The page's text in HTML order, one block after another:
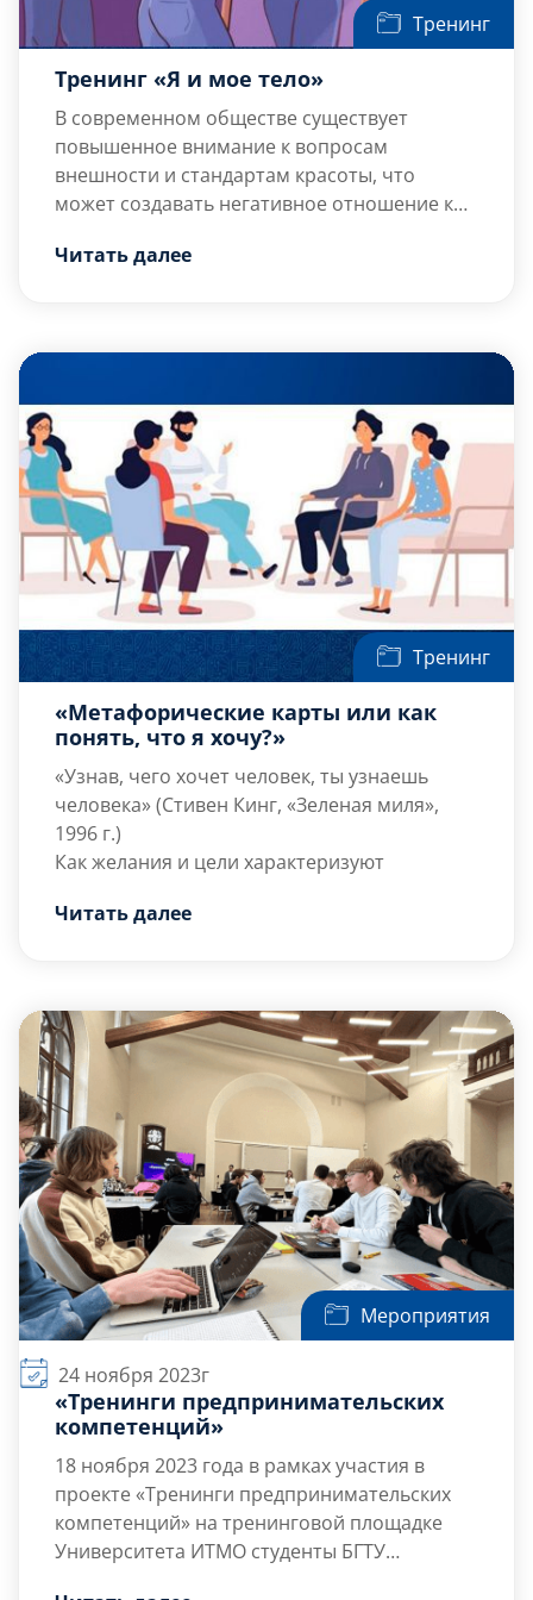
Тренинг
Тренинг «Я и мое тело»
В современном обществе существует
повышенное внимание к вопросам
внешности и стандартам красоты, что
может создавать негативное отношение к
этом, требования к внешнему виду и
особенностям собственного тела зачастую
снижает уверенность и самооценку, и не
дает человеку проявляться […]
Читать далее
Тренинг
«Метафорические карты или как
понять, что я хочу?»
«Узнав, чего хочет человек, ты узнаешь
человека» (Стивен Кинг, «Зеленая миля»,
1996 г.)
Как желания и цели характеризуют
исследовать в собственной личности?
саморазвития. Когда Вы понимаете, что
именно делает Вас счастливым, придает сил
и приносит удовлетворение, вы можете
более осознанно стремиться […]
Читать далее
Мероприятия
24 ноября 2023г
«Тренинги предпринимательских
компетенций»
18 ноября 2023 года в рамках участия в
проекте «Тренинги предпринимательских
компетенций» на тренинговой площадке
Университета ИТМО студенты БГТУ